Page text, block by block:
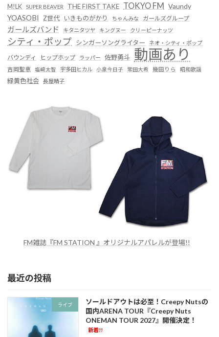
M!LK
SUPER BEAVER THE FIRST TAKE TOKYO FM Vaundy
YOASOBI Z世代 いきものがかり ちゃんみな ガールズグループ
ガールズバンド キタニタツヤ キングヌー クリーピーナッツ
シティ・ポップ シンガーソングライター ネオ・シティ・ポップ
バウンディ ヒップホップ ラッパー 佐野勇斗 動画あり
吉岡聖恵 塩﨑太智 宇多田ヒカル 小泉今日子 常田大希 幾田りら 昭和歌謡
緑黄色社会 長屋晴子
FM雑誌『FM STATION 』オリジナルアパレルが登場!!
最近の投稿
ライブ
ソールドアウトは必至！Creepy Nutsの
国内ARENA TOUR『Creepy Nuts
ONEMAN TOUR 2027』開催決定！
新着!!